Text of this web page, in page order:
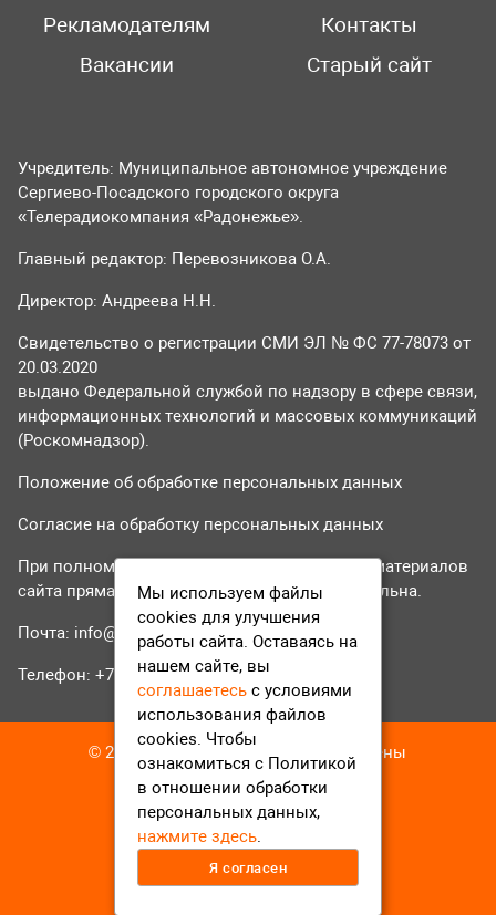
Рекламодателям
Контакты
Вакансии
Старый сайт
Учредитель: Муниципальное автономное учреждение
Сергиево-Посадского городского округа
«Телерадиокомпания «Радонежье».
Главный редактор: Перевозникова О.А.
Директор: Андреева Н.Н.
Свидетельство о регистрации СМИ ЭЛ № ФС 77-78073 от
20.03.2020
выдано Федеральной службой по надзору в сфере связи,
информационных технологий и массовых коммуникаций
(Роскомнадзор).
Положение об обработке персональных данных
Согласие на обработку персональных данных
При полном или частичном использовании материалов
сайта прямая гиперссылка на tvr24.tv обязательна.
Почта: info@tvr24.tv
Телефон: +7 (496) 551-04-95
© 2016-2023 ТВР24 Все права защищены
Мы используем файлы
cookies для улучшения
работы сайта. Оставаясь на
нашем сайте, вы
соглашаетесь с условиями
использования файлов
cookies. Чтобы
ознакомиться с Политикой
в отношении обработки
персональных данных,
нажмите здесь.
Я согласен